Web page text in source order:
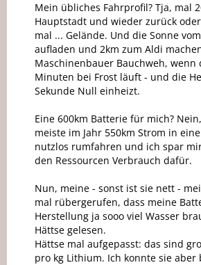
Mein übliches Fahrprofil? Tja, mal
Hauptstadt und wieder zurück
mal ... Gelände. Und die Sonne
aufladen und 2km zum Aldi
Maschinenbauer Bauchweh, wenn
Minuten bei Frost läuft - und die
Sekunde Null einheizt.
Eine 600km Batterie für mich?
meiste im Jahr 550km Strom in
nutzlos rumfahren und ich spar
den Ressourcen Verbrauch dafür.
Nun, meine - sonst ist sie nett -
mal rübergerufen, dass meine
Herstellung ja sooo viel Wasser
Hättse gelesen.
Hättse mal aufgepasst: das sind
pro kg Lithium. Ich konnte sie